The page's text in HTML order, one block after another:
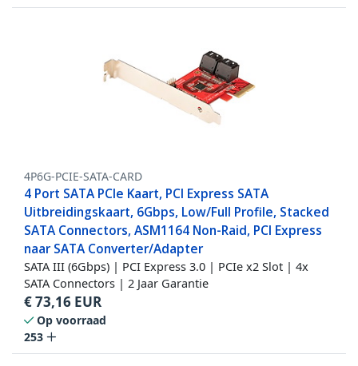
4P6G-PCIE-SATA-CARD
4 Port SATA PCIe Kaart, PCI Express SATA
Uitbreidingskaart, 6Gbps, Low/Full Profile, Stacked
SATA Connectors, ASM1164 Non-Raid, PCI Express
naar SATA Converter/Adapter
SATA III (6Gbps) | PCI Express 3.0 | PCIe x2 Slot | 4x
SATA Connectors | 2 Jaar Garantie
€73,16 EUR
Op voorraad
253